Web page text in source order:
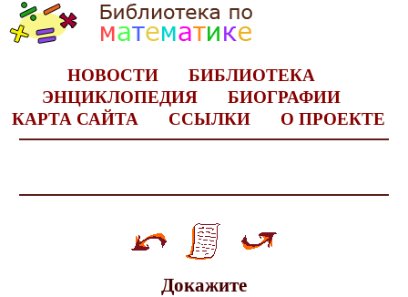
НОВОСТИ
БИБЛИОТЕКА
ЭНЦИКЛОПЕДИЯ
БИОГРАФИИ
КАРТА САЙТА
ССЫЛКИ О ПРОЕКТЕ
Докажите